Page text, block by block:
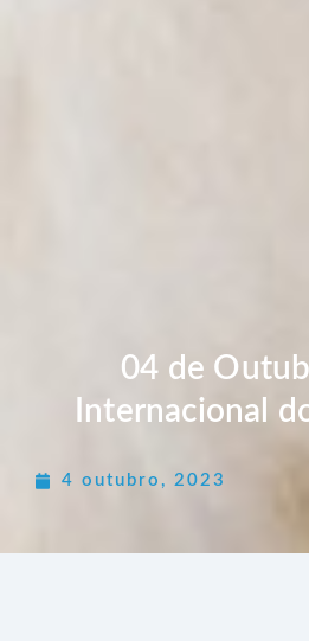
04 de
Internacional
4 outubro, 2023